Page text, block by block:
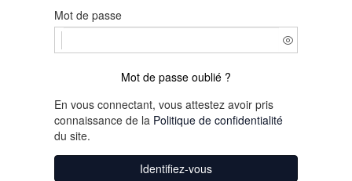
Mot de passe
Mot de passe oublié ?
En vous connectant, vous attestez avoir pris
connaissance de la Politique de confidentialité
du site.
Identifiez-vous